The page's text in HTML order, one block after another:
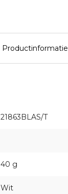
Productinformatie
21863BLAS/T
40 g
Wit